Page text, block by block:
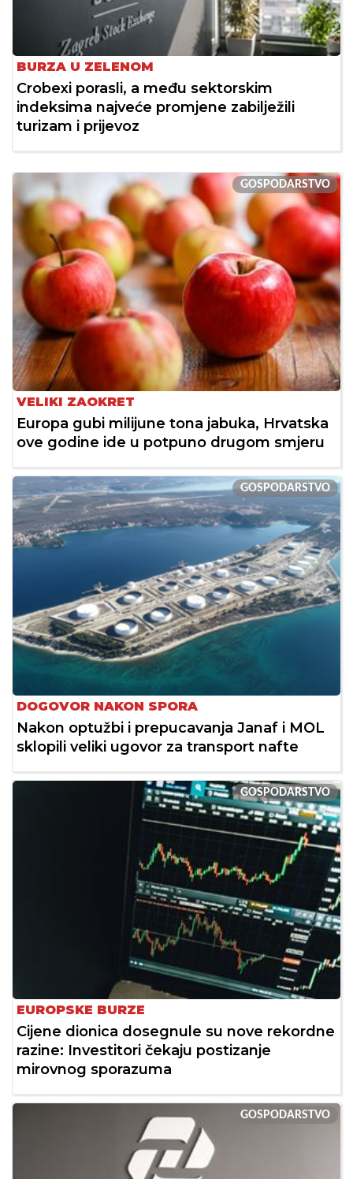
BURZA U ZELENOM
Crobexi porasli, a među sektorskim
indeksima najveće promjene zabilježili
turizam i prijevoz
GOSPODARSTVO
VELIKI ZAOKRET
Europa gubi milijune tona jabuka, Hrvatska
ove godine ide u potpuno drugom smjeru
GOSPODARSTVO
DOGOVOR NAKON SPORA
Nakon optužbi i prepucavanja Janaf i MOL
sklopili veliki ugovor za transport nafte
GOSPODARSTVO
EUROPSKE BURZE
Cijene dionica dosegnule su nove rekordne
razine: Investitori čekaju postizanje
mirovnog sporazuma
GOSPODARSTVO